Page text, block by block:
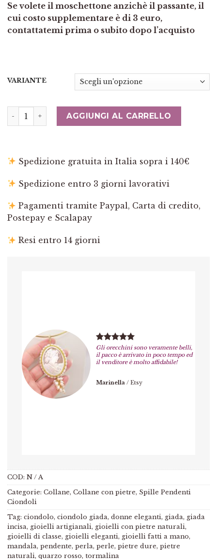
Se volete il moschettone anzichè il passante, il
cui costo supplementare è di 3 euro,
contattatemi prima o subito dopo l’acquisto
VARIANTE
Ciondolo Pendente I COLORI AMBRATI Mandala
AGGIUNGI AL CARRELLO
Spedizione gratuita in Italia sopra i 140€
Spedizione entro 3 giorni lavorativi
Pagamenti tramite Paypal, Carta di credito,
Postepay e Scalapay
Resi entro 14 giorni
Gli orecchini sono veramente belli,
il pacco è arrivato in poco tempo ed
il venditore è molto affidabile!
Marinella / Etsy
COD: N / A
Categorie: Collane, Collane con pietre, Spille Pendenti
Ciondoli
Tag: ciondolo, ciondolo giada, donne eleganti, giada, giada
incisa, gioielli artigianali, gioielli con pietre naturali,
gioielli di classe, gioielli eleganti, gioielli fatti a mano,
mandala, pendente, perla, perle, pietre dure, pietre
naturali, quarzo rosso, tormalina